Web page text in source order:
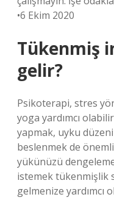
•6 Ekim 2020
Tükenmiş
gelir?
Psikoterapi, stres
yoga yardımcı
yapmak, uyku
beslenmek de
yükünüzü
istemek tükenmişlik
gelmenize yardımcı